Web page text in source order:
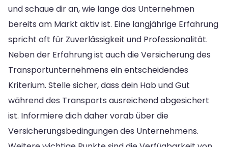
und schaue dir an, wie lange das Unternehmen
bereits am Markt aktiv ist. Eine langjährige Erfahrung
spricht oft für Zuverlässigkeit und Professionalität.
Neben der Erfahrung ist auch die Versicherung des
Transportunternehmens ein entscheidendes
Kriterium. Stelle sicher, dass dein Hab und Gut
während des Transports ausreichend abgesichert
ist. Informiere dich daher vorab über die
Versicherungsbedingungen des Unternehmens.